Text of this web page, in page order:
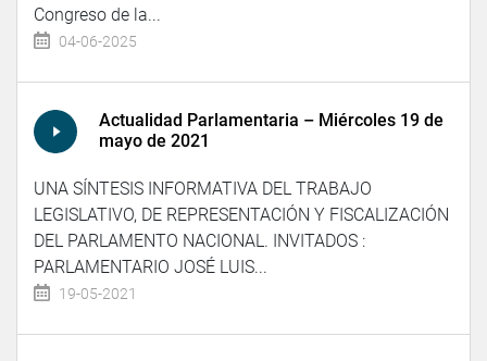
Congreso de la...
04-06-2025
Actualidad Parlamentaria – Miércoles 19 de
mayo de 2021
UNA SÍNTESIS INFORMATIVA DEL TRABAJO
LEGISLATIVO, DE REPRESENTACIÓN Y FISCALIZACIÓN
DEL PARLAMENTO NACIONAL. INVITADOS :
PARLAMENTARIO JOSÉ LUIS...
19-05-2021